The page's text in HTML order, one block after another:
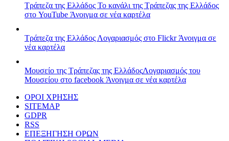
Τράπεζα της Ελλάδος Το κανάλι της Τράπεζας της Ελλάδος
στο YouTube Άνοιγμα σε νέα καρτέλα
Τράπεζα της Ελλάδος Λογαριασμός στο FlickrΆνοιγμα σε
νέα καρτέλα
Μουσείο της Τράπεζας της ΕλλάδοςΛογαριασμός του
Μουσείου στο facebook Άνοιγμα σε νέα καρτέλα
ΟΡΟΙ ΧΡΗΣΗΣ
SITEMAP
GDPR
RSS
ΕΠΕΞΗΓΗΣΗ ΟΡΩΝ